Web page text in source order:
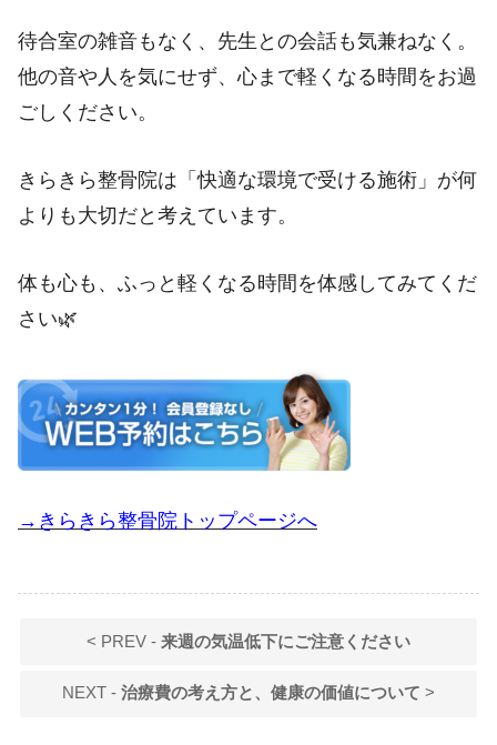
待合室の雑音もなく、先生との会話も気兼ねなく。
他の音や人を気にせず、心まで軽くなる時間をお過
ごしください。
きらきら整骨院は「快適な環境で受ける施術」が何
よりも大切だと考えています。
体も心も、ふっと軽くなる時間を体感してみてくだ
さい🌿
→きらきら整骨院トップページへ
< PREV - 来週の気温低下にご注意ください
NEXT - 治療費の考え方と、健康の価値について >